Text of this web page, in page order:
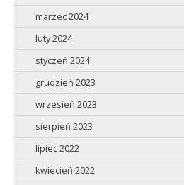
marzec 2024
luty 2024
styczeń 2024
grudzień 2023
wrzesień 2023
sierpień 2023
lipiec 2022
kwiecień 2022